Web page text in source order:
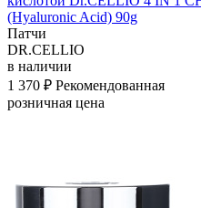
(Hyaluronic Acid) 90g
Патчи
DR.CELLIO
в наличии
1 370 ₽ Рекомендованная
розничная цена